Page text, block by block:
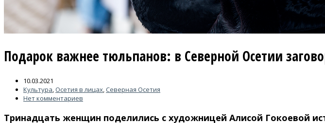
Подарок важнее тюльпанов: в Северной Осетии
10.03.2021
Культура, Осетия в лицах,Северная Осетия
Нет комментариев
Тринадцать женщин поделились с художницей Алисой Гокоевой